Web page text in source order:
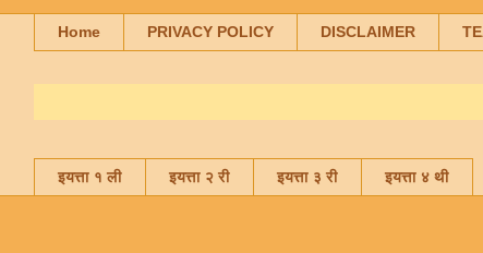
Home PRIVACY POLICY DISCLAIMER
इयत्ता १ ली इयत्ता २ री इयत्ता ३ री इयत्ता ४ थी